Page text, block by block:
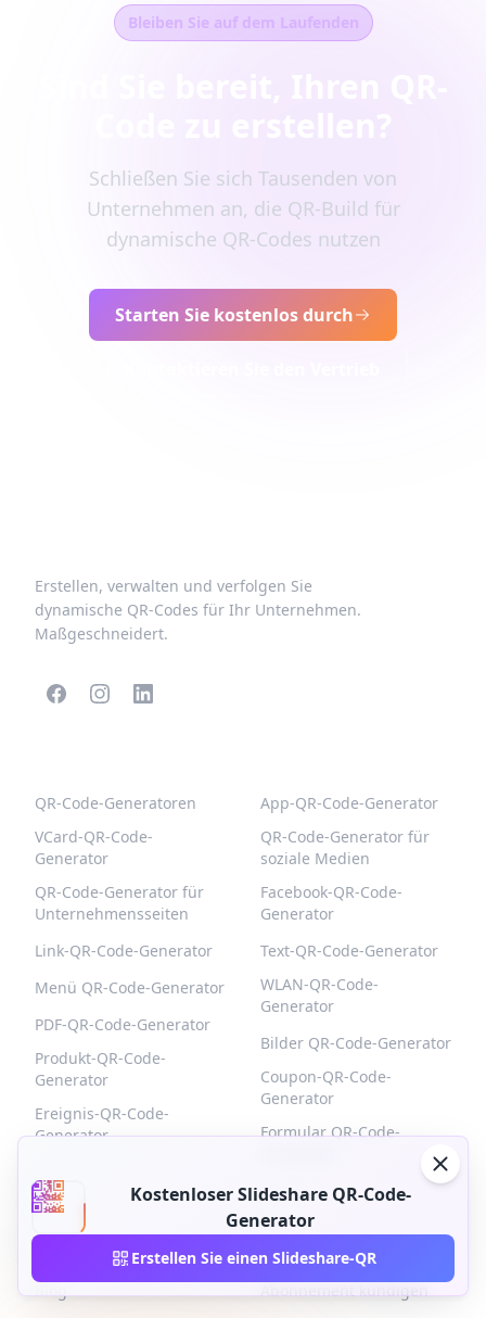
Kostenloser Slideshare QR-Code-
Generator
Erstellen Sie einen Slideshare-QR
Bleiben Sie auf dem Laufenden
Schließen Sie sich Tausenden von
Unternehmen an, die QR-Build für
dynamische QR-Codes nutzen
Starten Sie kostenlos durch
Erstellen, verwalten und verfolgen Sie
dynamische QR-Codes für Ihr Unternehmen.
Maßgeschneidert.
QR-Code-Generatoren
VCard-QR-Code-
Generator
QR-Code-Generator für
Unternehmensseiten
Link-QR-Code-Generator
Menü QR-Code-Generator
PDF-QR-Code-Generator
Produkt-QR-Code-
Generator
Ereignis-QR-Code-
Generator
App-QR-Code-Generator
QR-Code-Generator für
soziale Medien
Facebook-QR-Code-
Generator
Text-QR-Code-Generator
WLAN-QR-Code-
Generator
Bilder QR-Code-Generator
Coupon-QR-Code-
Generator
Formular QR-Code-
QR-BUILD
Blog
UNTERSTÜTZUNG
Kontaktieren Sie uns
Abonnement kündigen